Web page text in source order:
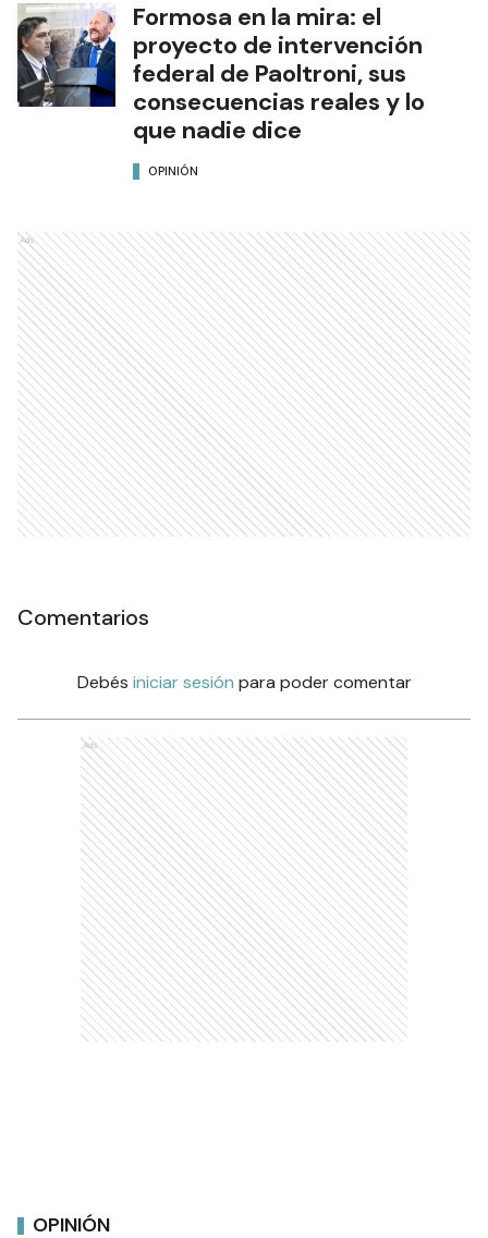
Formosa en la mira: el
proyecto de intervención
federal de Paoltroni, sus
consecuencias reales y lo
que nadie dice
OPINIÓN
Ads
Comentarios
Debés iniciar sesión para poder comentar
Ads
OPINIÓN